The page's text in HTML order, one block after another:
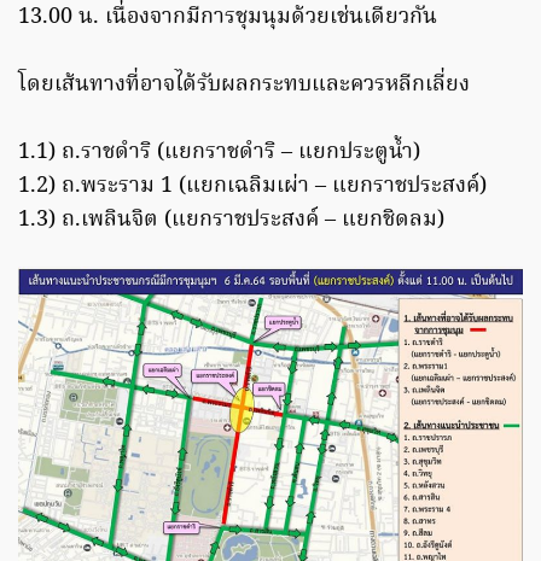
13.00 น. เนื่องจากมีการชุมนุมด้วยเช่นเดียวกัน
โดยเส้นทางที่อาจได้รับผลกระทบและควรหลีกเลี่ยง
1.1) ถ.ราชดำริ (แยกราชดำริ – แยกประตูน้ำ)
1.2) ถ.พระราม 1 (แยกเฉลิมเผ่า – แยกราชประสงค์)
1.3) ถ.เพลินจิต (แยกราชประสงค์ – แยกชิดลม)